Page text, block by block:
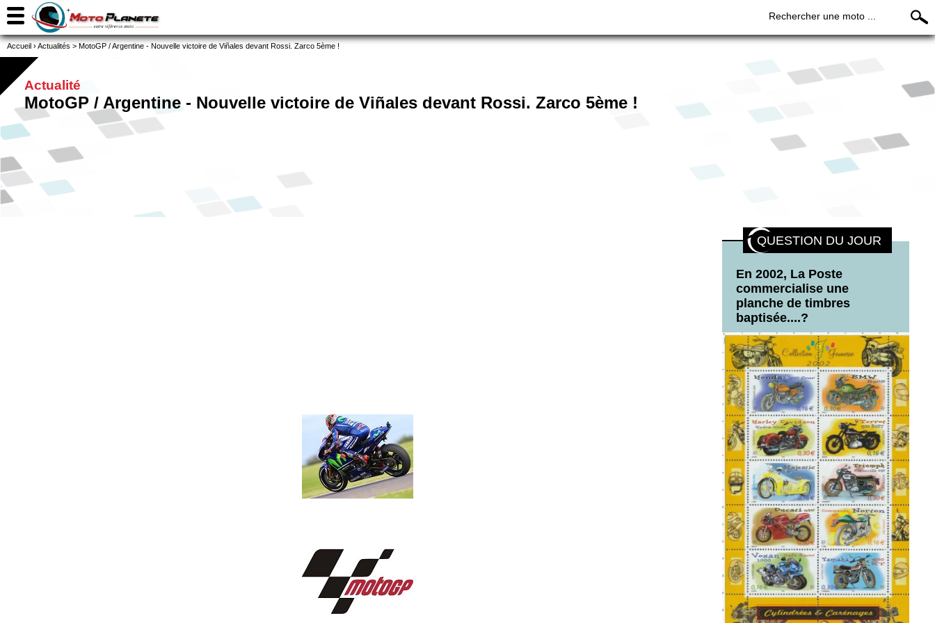
Rechercher une moto ...
Accueil ›Actualités > MotoGP / Argentine - Nouvelle victoire de Viñales devant Rossi. Zarco 5ème !
Actualité
MotoGP / Argentine - Nouvelle victoire de Viñales devant Rossi. Zarco 5ème !
QUESTION DU JOUR
En 2002, La Poste
commercialise une
planche de timbres
baptisée....?